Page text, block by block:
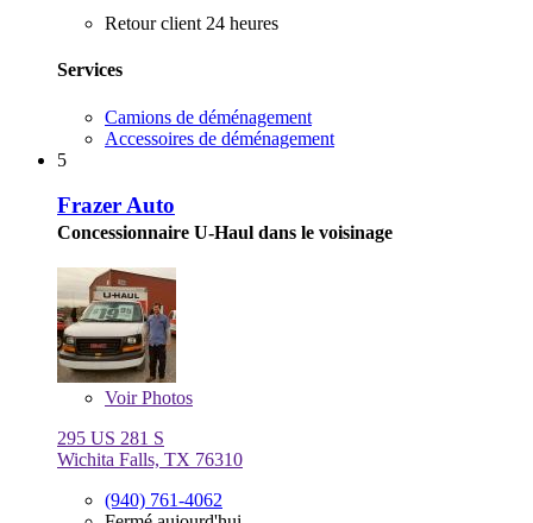
Retour client 24 heures
Services
Camions de déménagement
Accessoires de déménagement
5
Frazer Auto
Concessionnaire U-Haul dans le voisinage
VoirPhotos
295 US 281 S
Wichita Falls, TX 76310
(940) 761-4062